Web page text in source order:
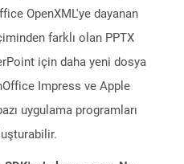
OpenXML'ye dayanan
farklı olan PPTX
için daha yeni dosya
Impress ve Apple
uygulama programları